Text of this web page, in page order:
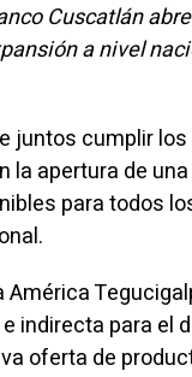
Cuscatlán
a nivel
juntos cumplir
apertura de
para todos
indirecta para el
oferta de